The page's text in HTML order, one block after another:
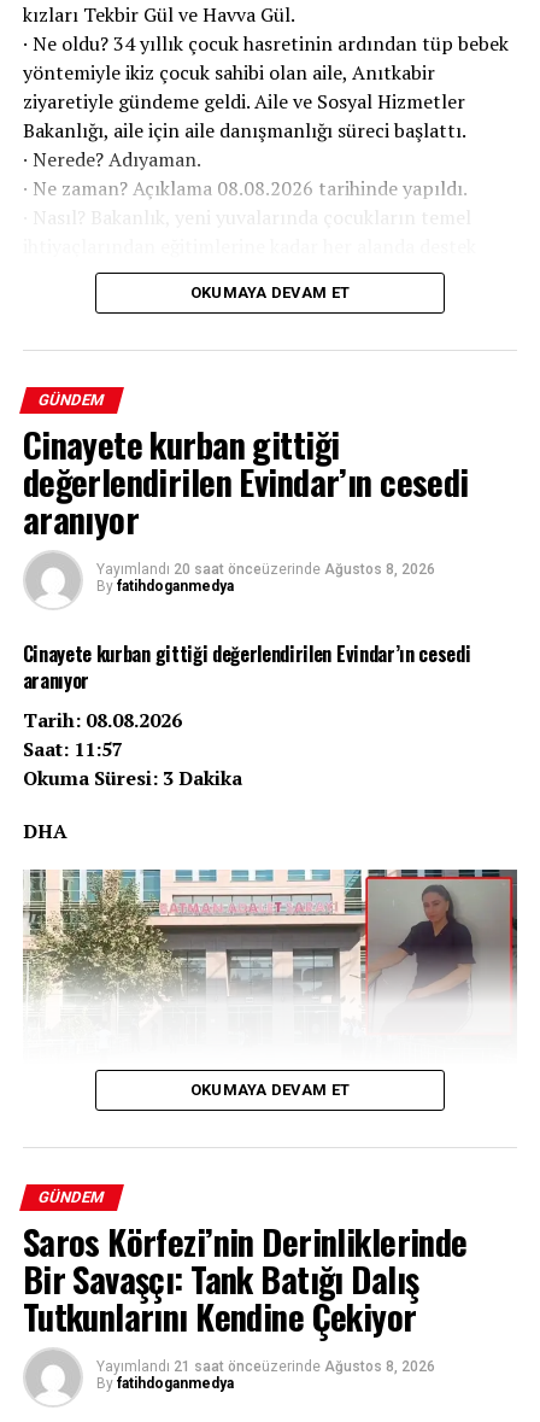
kızları Tekbir Gül ve Havva Gül.
· Ne oldu? 34 yıllık çocuk hasretinin ardından tüp bebek
yöntemiyle ikiz çocuk sahibi olan aile, Anıtkabir
ziyaretiyle gündeme geldi. Aile ve Sosyal Hizmetler
Bakanlığı, aile için aile danışmanlığı süreci başlattı.
· Nerede? Adıyaman.
· Ne zaman? Açıklama 08.08.2026 tarihinde yapıldı.
· Nasıl? Bakanlık, yeni yuvalarında çocukların temel
sağlayacak.
OKUMAYA DEVAM ET
GÜNDEM
Cinayete kurban gittiği
değerlendirilen Evindar’ın cesedi
aranıyor
Yayımlandı 20 saat önceüzerinde Ağustos 8, 2026
By fatihdoganmedya
Cinayete kurban gittiği değerlendirilen Evindar’ın cesedi
aranıyor
Tarih: 08.08.2026
Saat: 11:57
Okuma Süresi: 3 Dakika
DHA
Bir Yıllık Belirsizlik: Evindar Tiğrak’ın
Kaybı
Batman’da 7 Haziran 2025 tarihinden bu yana haber
alınamayan 31 yaşındaki Evindar Tiğrak için başlatılan
soruşturmada çarpıcı gelişmeler yaşandı. Uzun süredir
titizlikle yürütülen çalışmalar, kayıp kadının bir cinayete
kurban gitmiş olabileceği ihtimalini güçlendirirken,
OKUMAYA DEVAM ET
GÜNDEM
Saros Körfezi’nin Derinliklerinde
Bir Savaşçı: Tank Batığı Dalış
Tutkunlarını Kendine Çekiyor
Yayımlandı 21 saat önceüzerinde Ağustos 8, 2026
By fatihdoganmedya